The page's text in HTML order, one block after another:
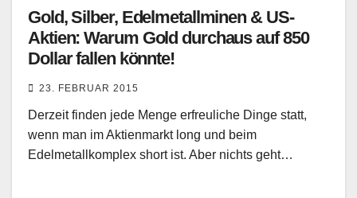
Gold, Silber, Edelmetallminen & US-
Aktien: Warum Gold durchaus auf 850
Dollar fallen könnte!
23. FEBRUAR 2015
Derzeit finden jede Menge erfreuliche Dinge statt,
wenn man im Aktienmarkt long und beim
Edelmetallkomplex short ist. Aber nichts geht…